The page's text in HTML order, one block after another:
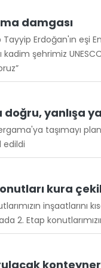
damgası
Tayyip Erdoğan'ın eşi
kadim şehrimiz
yanlışa
taşımayı
edildi
kura
inşaatlarını
2. Etap